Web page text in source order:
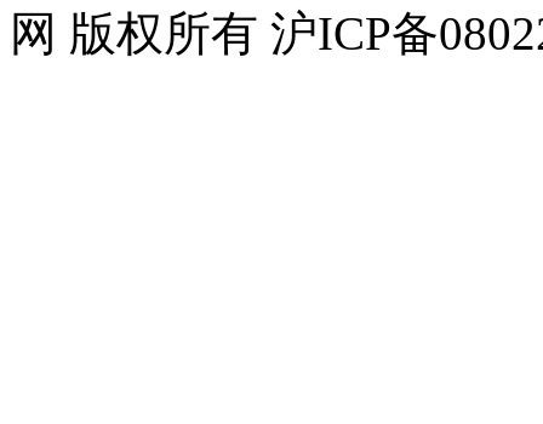
网 版权所有 沪ICP备